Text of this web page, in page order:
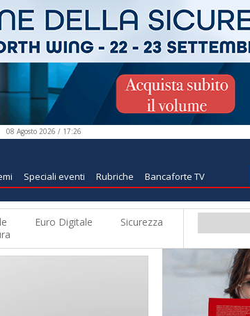
08 Agosto 2026 / 17:26
Speciali eventi Rubriche Bancaforte TV
Euro Digitale
Sicurezza